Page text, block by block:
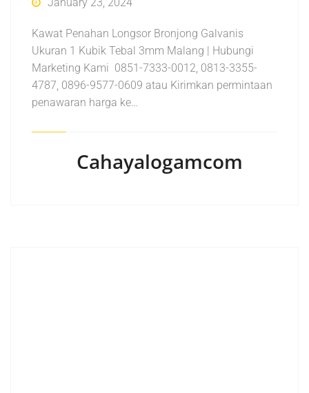
Kawat Penahan Longsor Bronjong Galvanis
Ukuran 1 Kubik Tebal 3mm Malang | Hubungi
Marketing Kami 0851-7333-0012, 0813-3355-
4787, 0896-9577-0609 atau Kirimkan permintaan
penawaran harga ke…
Cahayalogamcom